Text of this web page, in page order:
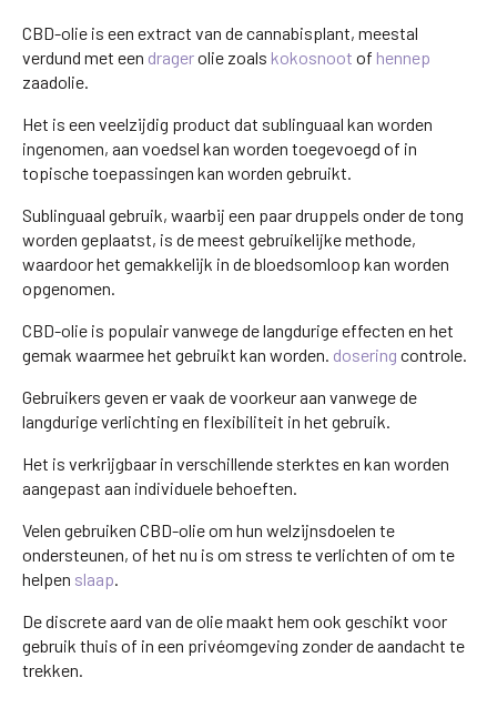
CBD-olie is een extract van de cannabisplant, meestal
verdund met een dragerolie zoals kokosnoot of hennep
zaadolie.
Het is een veelzijdig product dat sublinguaal kan worden
ingenomen, aan voedsel kan worden toegevoegd of in
topische toepassingen kan worden gebruikt.
Sublinguaal gebruik, waarbij een paar druppels onder de tong
worden geplaatst, is de meest gebruikelijke methode,
waardoor het gemakkelijk in de bloedsomloop kan worden
opgenomen.
CBD-olie is populair vanwege de langdurige effecten en het
gemak waarmee het gebruikt kan worden. dosering controle.
Gebruikers geven er vaak de voorkeur aan vanwege de
langdurige verlichting en flexibiliteit in het gebruik.
Het is verkrijgbaar in verschillende sterktes en kan worden
aangepast aan individuele behoeften.
Velen gebruiken CBD-olie om hun welzijnsdoelen te
ondersteunen, of het nu is om stress te verlichten of om te
helpen slaap.
De discrete aard van de olie maakt hem ook geschikt voor
gebruik thuis of in een privéomgeving zonder de aandacht te
trekken.